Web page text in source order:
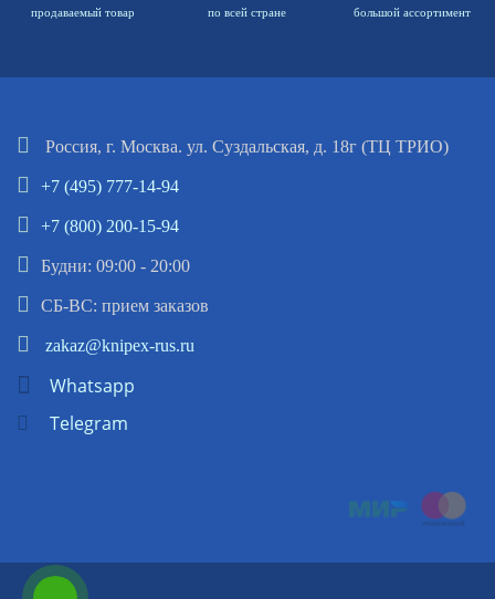
продаваемый товар
по всей стране
большой ассортимент
Россия, г. Москва. ул. Суздальская, д. 18г (ТЦ ТРИО)
+7 (495) 777-14-94
+7 (800) 200-15-94
Будни: 09:00 - 20:00
СБ-ВС: прием заказов
zakaz@knipex-rus.ru
Whatsapp
Telegram